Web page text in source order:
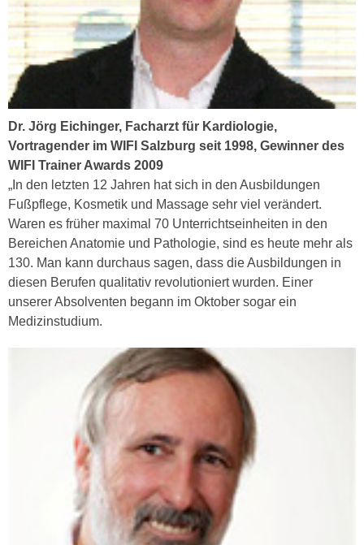
Dr. Jörg Eichinger, Facharzt für Kardiologie,
Vortragender im WIFI Salzburg seit 1998, Gewinner des
WIFI Trainer Awards 2009
„In den letzten 12 Jahren hat sich in den Ausbildungen
Fußpflege, Kosmetik und Massage sehr viel verändert.
Waren es früher maximal 70 Unterrichtseinheiten in den
Bereichen Anatomie und Pathologie, sind es heute mehr als
130. Man kann durchaus sagen, dass die Ausbildungen in
diesen Berufen qualitativ revolutioniert wurden. Einer
unserer Absolventen begann im Oktober sogar ein
Medizinstudium.
n
h
a
e
a
n
z
u
z
e
i
g
e
n
.
I
h
r
e
d
u
r
c
h
d
i
e
C
o
o
k